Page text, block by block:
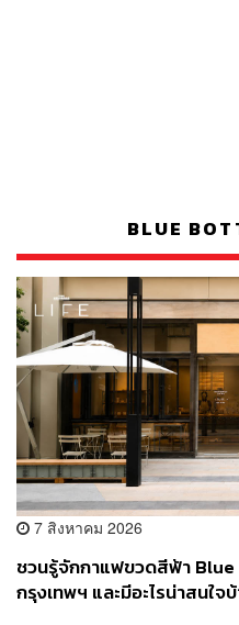
BLUE
7 สิงหาคม 2026
ชวนรู้จักกาแฟขวดสีฟ้า
กรุงเทพฯ และมีอะไรน่าสนใจ